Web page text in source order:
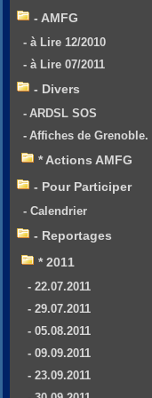
- AMFG
- à Lire 12/2010
- à Lire 07/2011
- Divers
- ARDSL SOS
- Affiches de Grenoble.
* Actions AMFG
- Pour Participer
- Calendrier
- Reportages
* 2011
- 22.07.2011
- 29.07.2011
- 05.08.2011
- 09.09.2011
- 23.09.2011